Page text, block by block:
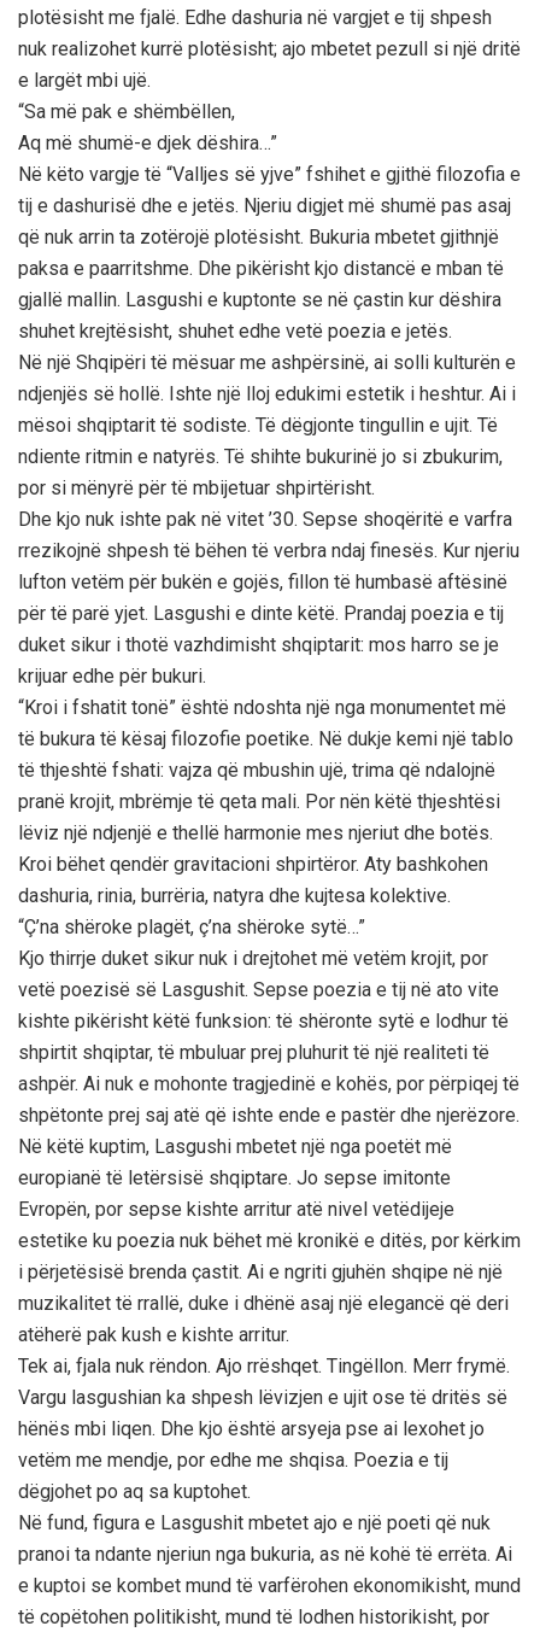
plotësisht me fjalë. Edhe dashuria në vargjet e tij shpesh
nuk realizohet kurrë plotësisht; ajo mbetet pezull si një dritë
e largët mbi ujë.
“Sa më pak e shëmbëllen,
Aq më shumë-e djek dëshira…”
Në këto vargje të “Valljes së yjve” fshihet e gjithë filozofia e
tij e dashurisë dhe e jetës. Njeriu digjet më shumë pas asaj
që nuk arrin ta zotërojë plotësisht. Bukuria mbetet gjithnjë
paksa e paarritshme. Dhe pikërisht kjo distancë e mban të
gjallë mallin. Lasgushi e kuptonte se në çastin kur dëshira
shuhet krejtësisht, shuhet edhe vetë poezia e jetës.
Në një Shqipëri të mësuar me ashpërsinë, ai solli kulturën e
ndjenjës së hollë. Ishte një lloj edukimi estetik i heshtur. Ai i
mësoi shqiptarit të sodiste. Të dëgjonte tingullin e ujit. Të
ndiente ritmin e natyrës. Të shihte bukurinë jo si zbukurim,
por si mënyrë për të mbijetuar shpirtërisht.
Dhe kjo nuk ishte pak në vitet ’30. Sepse shoqëritë e varfra
rrezikojnë shpesh të bëhen të verbra ndaj finesës. Kur njeriu
lufton vetëm për bukën e gojës, fillon të humbasë aftësinë
për të parë yjet. Lasgushi e dinte këtë. Prandaj poezia e tij
duket sikur i thotë vazhdimisht shqiptarit: mos harro se je
krijuar edhe për bukuri.
“Kroi i fshatit tonë” është ndoshta një nga monumentet më
të bukura të kësaj filozofie poetike. Në dukje kemi një tablo
të thjeshtë fshati: vajza që mbushin ujë, trima që ndalojnë
pranë krojit, mbrëmje të qeta mali. Por nën këtë thjeshtësi
lëviz një ndjenjë e thellë harmonie mes njeriut dhe botës.
Kroi bëhet qendër gravitacioni shpirtëror. Aty bashkohen
dashuria, rinia, burrëria, natyra dhe kujtesa kolektive.
“Ç’na shëroke plagët, ç’na shëroke sytë…”
Kjo thirrje duket sikur nuk i drejtohet më vetëm krojit, por
vetë poezisë së Lasgushit. Sepse poezia e tij në ato vite
kishte pikërisht këtë funksion: të shëronte sytë e lodhur të
shpirtit shqiptar, të mbuluar prej pluhurit të një realiteti të
ashpër. Ai nuk e mohonte tragjedinë e kohës, por përpiqej të
shpëtonte prej saj atë që ishte ende e pastër dhe njerëzore.
Në këtë kuptim, Lasgushi mbetet një nga poetët më
europianë të letërsisë shqiptare. Jo sepse imitonte
Evropën, por sepse kishte arritur atë nivel vetëdijeje
estetike ku poezia nuk bëhet më kronikë e ditës, por kërkim
i përjetësisë brenda çastit. Ai e ngriti gjuhën shqipe në një
muzikalitet të rrallë, duke i dhënë asaj një elegancë që deri
atëherë pak kush e kishte arritur.
Tek ai, fjala nuk rëndon. Ajo rrëshqet. Tingëllon. Merr frymë.
Vargu lasgushian ka shpesh lëvizjen e ujit ose të dritës së
hënës mbi liqen. Dhe kjo është arsyeja pse ai lexohet jo
vetëm me mendje, por edhe me shqisa. Poezia e tij
dëgjohet po aq sa kuptohet.
Në fund, figura e Lasgushit mbetet ajo e një poeti që nuk
pranoi ta ndante njeriun nga bukuria, as në kohë të errëta. Ai
e kuptoi se kombet mund të varfërohen ekonomikisht, mund
të copëtohen politikisht, mund të lodhen historikisht, por